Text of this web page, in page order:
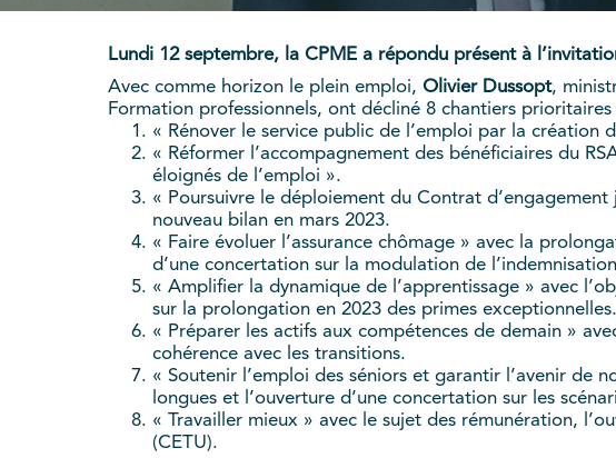
Lundi 12 septembre, la CPME a répondu présent à
Avec comme horizon le plein emploi, Olivier Dussopt,
Formation professionnels, ont décliné 8 chantiers
« Rénover le service public de l’emploi par la création
« Réformer l’accompagnement des bénéficiaires du
éloignés de l’emploi ».
« Poursuivre le déploiement du Contrat
nouveau bilan en mars 2023.
« Faire évoluer l’assurance chômage » avec la
d’une concertation sur la modulation de
« Amplifier la dynamique de l’apprentissage » avec
sur la prolongation en 2023 des primes exceptionnelles.
« Préparer les actifs aux compétences de demain »
cohérence avec les transitions.
« Soutenir l’emploi des séniors et garantir l’avenir de
longues et l’ouverture d’une concertation sur les
« Travailler mieux » avec le sujet des rémunération,
(CETU).